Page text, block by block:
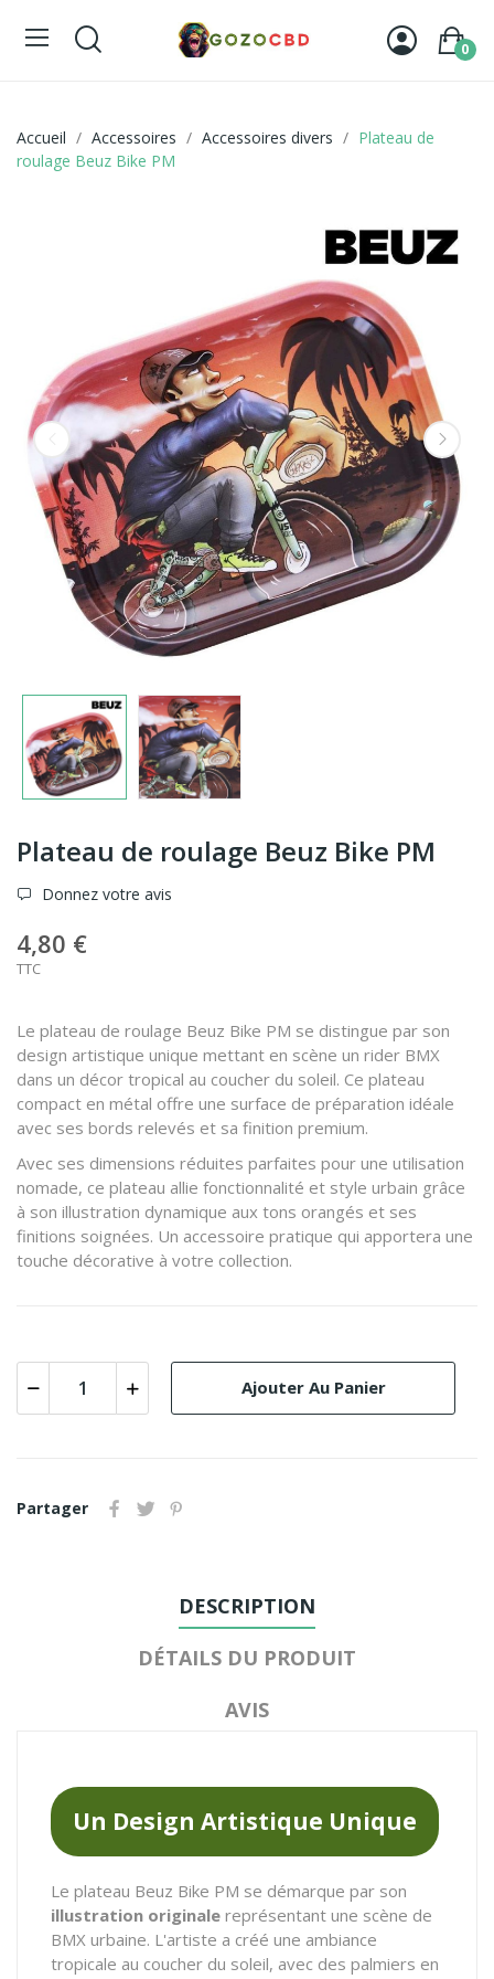
0
Accueil Accessoires Accessoires divers
Plateau de
roulage Beuz Bike PM
Plateau de roulage Beuz Bike PM
Donnez votre avis
4,80 €
TTC
Le plateau de roulage Beuz Bike PM se distingue par son
design artistique unique mettant en scène un rider BMX
dans un décor tropical au coucher du soleil. Ce plateau
compact en métal offre une surface de préparation idéale
avec ses bords relevés et sa finition premium.
Avec ses dimensions réduites parfaites pour une utilisation
nomade, ce plateau allie fonctionnalité et style urbain grâce
à son illustration dynamique aux tons orangés et ses
finitions soignées. Un accessoire pratique qui apportera une
touche décorative à votre collection.
Ajouter Au Panier
Partager
DESCRIPTION
DÉTAILS DU PRODUIT
AVIS
Un Design Artistique Unique
Le plateau Beuz Bike PM se démarque par son
illustration originale représentant une scène de
BMX urbaine. L'artiste a créé une ambiance
tropicale au coucher du soleil, avec des palmiers en